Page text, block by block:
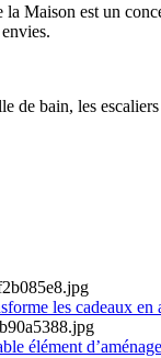
Maison est un
de bain, les
les cadeaux en
élément